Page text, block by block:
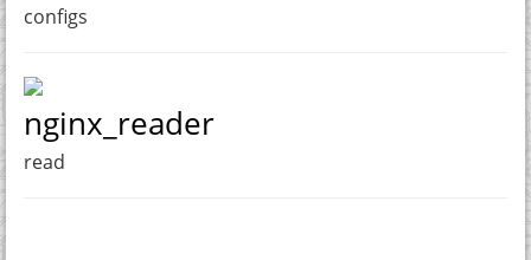
configs
nginx_reader
read